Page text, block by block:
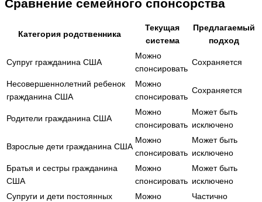
Сравнение семейного спонсорства
Категория родственника
Текущая
система
Предлагаемый
подход
Супруг гражданина США
Можно
спонсировать
Сохраняется
Несовершеннолетний ребенок
гражданина США
Можно
спонсировать
Сохраняется
Родители гражданина США
Можно
спонсировать
Может быть
исключено
Взрослые дети гражданина США
Можно
спонсировать
Может быть
исключено
Братья и сестры гражданина
США
Можно
спонсировать
Может быть
исключено
Супруги и дети постоянных
Можно
Частично